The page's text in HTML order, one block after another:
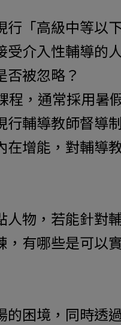
「高級中等以
介入性輔導的
被忽略？
，通常採用暑
輔導教師督導
增能，對輔導
物，若能針對
有哪些是可以
困境，同時透